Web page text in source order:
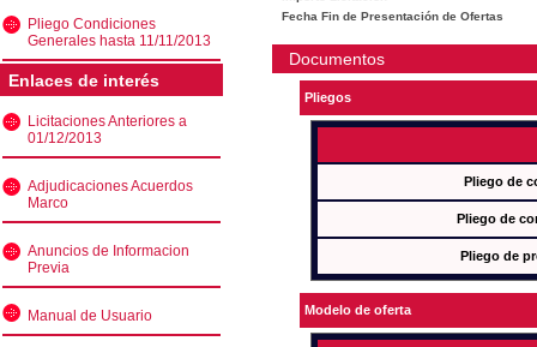
Pliego Condiciones
Generales hasta 11/11/2013
Enlaces de interés
Licitaciones Anteriores a
01/12/2013
Adjudicaciones Acuerdos
Marco
Anuncios de Informacion
Previa
Manual de Usuario
Fecha Fin de Presentación de Ofertas
Documentos
Pliegos
Pliego de
Pliego de
Pliego de
Modelo de oferta